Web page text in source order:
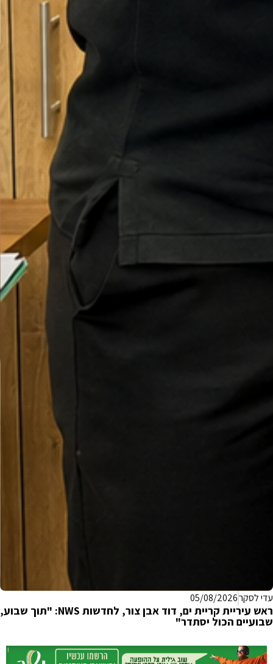
עדי לסקר05/08/2026
ראש עיריית קריית ים, דוד אבן צור, לחדשות NWS: "תוך שבוע,
שבועיים הכול יסתדר"